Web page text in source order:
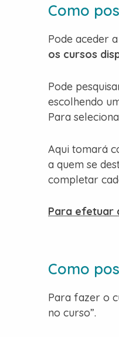
Como
Pode aceder
os cursos
Pode
escolhendo
Para
Aqui tomará
a quem se
completar
Para efetuar
Como
Para fazer o
no curso”.